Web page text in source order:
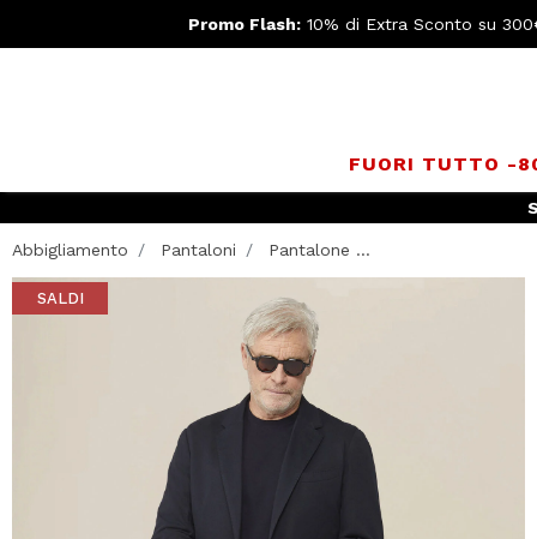
Promo Flash:10% di Extra Sconto su
FUORI TUTTO -
Abbigliamento Pantaloni Pantalone ...
SALDI